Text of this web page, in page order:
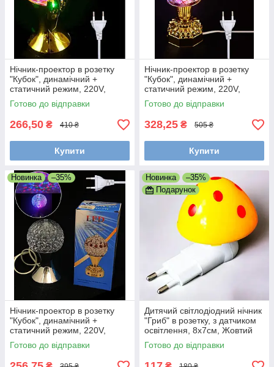
Нічник-проектор в розетку
"Кубок", динамічний +
статичний режим, 220V,
мультиколор Золота рука
Готово до відправки
266,50 ₴ 410 ₴
Купити
Нічник-проектор в розетку
"Кубок", динамічний +
статичний режим, 220V,
мультиколор Куля з рубінами
Готово до відправки
328,25 ₴ 505 ₴
Купити
Новинка –35%
Нічник-проектор в розетку
"Кубок", динамічний +
статичний режим, 220V,
мультиколор Бульбашка
Готово до відправки
Новинка
–35%
Подарунок
Дитячий світлодіодний нічник
"Гриб" в розетку, з датчиком
освітлення, 8x7см, Жовтий
(LED світильник від мережі)
Готово до відправки